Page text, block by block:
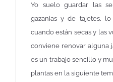
Yo suelo guardar las
gazanias y de tajetes,
cuando están secas y las
conviene renovar alguna
es un trabajo sencillo y
plantas en la siguiente